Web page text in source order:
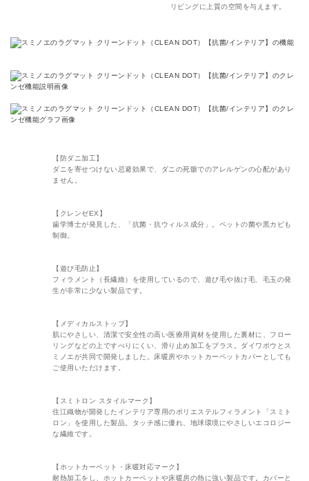
リビングに上質の空間を与えます。
【防ダニ加工】
ダニを寄せつけない忌避効果で、ダニの死骸でのアレルゲンの心配があり
ません。
【クレンゼEX】
歯学博士が発見した、「抗菌・抗ウィルス成分」。ペットの菌や黒カビも
制御。
【遊び毛防止】
フィラメント（長繊維）を使用しているので、遊び毛や抜け毛、毛玉の発
生が非常に少ない製品です。
【メディカルストップ】
肌にやさしい、清潔で安全性の高い医療用資材を使用した裏材に、フロー
リングなどの上ですべりにくい、滑り止め加工をプラス。ダイワボウとス
ミノエが共同で開発しました。床暖房やホットカーペットカバーとしても
ご使用いただけます。
【スミトロン スタイルマーク】
住江織物が開発したインテリア専用のポリエステルフィラメント「スミト
ロン」を使用した製品。タッチ感に優れ、地球環境にやさしいエコロジー
な繊維です。
【ホットカーペット・床暖対応マーク】
耐熱加工をし、ホットカーペットや床暖房の熱に強い製品です。カバーと